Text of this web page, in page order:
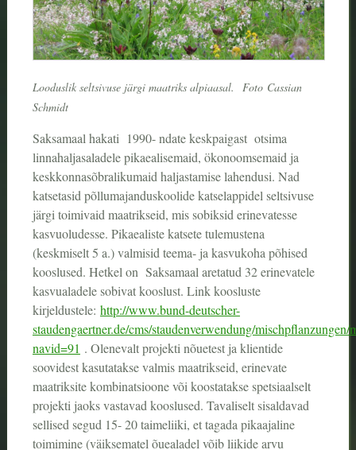
Looduslik seltsivuse järgi maatriks alpiaasal. Foto Cassian
Schmidt
Saksamaal hakati 1990- ndate keskpaigast otsima
linnahaljasaladele pikaealisemaid, ökonoomsemaid ja
keskkonnasõbralikumaid haljastamise lahendusi. Nad
katsetasid põllumajanduskoolide katselappidel seltsivuse
järgi toimivaid maatrikseid, mis sobiksid erinevatesse
kasvuoludesse. Pikaealiste katsete tulemustena
(keskmiselt 5 a.) valmisid teema- ja kasvukoha põhised
kooslused. Hetkel on Saksamaal aretatud 32 erinevatele
kasvualadele sobivat kooslust. Link koosluste
kirjeldustele: http://www.bund-deutscher-
staudengaertner.de/cms/staudenverwendung/
navid=91 . Olenevalt projekti nõuetest ja klientide
soovidest kasutatakse valmis maatrikseid, erinevate
maatriksite kombinatsioone või koostatakse spetsiaalselt
projekti jaoks vastavad kooslused. Tavaliselt sisaldavad
sellised segud 15- 20 taimeliiki, et tagada pikaajaline
toimimine (väiksematel õuealadel võib liikide arvu